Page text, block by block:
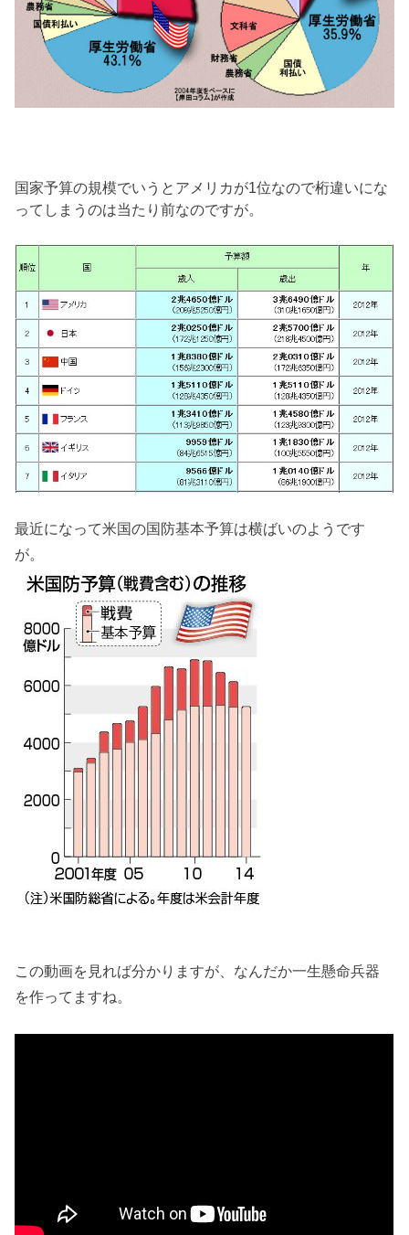
国家予算の規模でいうとアメリカが1位なので桁違いにな
ってしまうのは当たり前なのですが。
最近になって米国の国防基本予算は横ばいのようです
が。
この動画を見れば分かりますが、なんだか一生懸命兵器
を作ってますね。